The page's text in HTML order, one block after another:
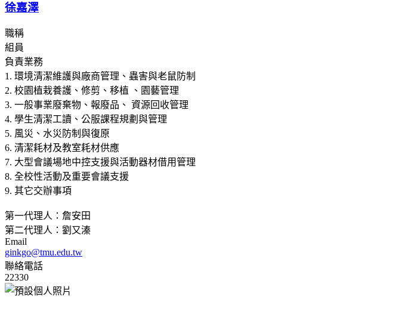
徐嘉澤
職稱
組員
負責業務
1. 環境清潔維護與廠商管理、蟲害與老鼠防制
2. 校園植栽養護、修剪、移植 、園藝管理
3. 一般事業廢棄物、報廢品、 資源回收管理
4. 學生清潔工讀、公服課程規劃與管理
5. 風災、水災防制與復原
6. 清潔耗材及教室耗材供應
7. 大型會議場地中控支援與活動器材借用管理
8. 全校性活動及重要會議支援
9. 其它交辦事項
第一代理人：詹安田
第二代理人：劉又溱
Email
ginkgo@tmu.edu.tw
聯絡電話
22330